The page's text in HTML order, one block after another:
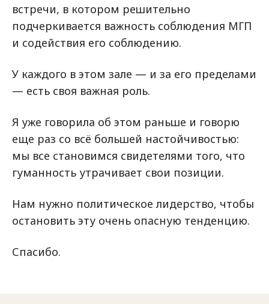
встречи, в котором решительно
подчеркивается важность соблюдения МГП
и содействия его соблюдению.
У каждого в этом зале — и за его пределами
— есть своя важная роль.
Я уже говорила об этом раньше и говорю
еще раз со всё большей настойчивостью:
мы все становимся свидетелями того, что
гуманность утрачивает свои позиции.
Нам нужно политическое лидерство, чтобы
остановить эту очень опасную тенденцию.
Спасибо.